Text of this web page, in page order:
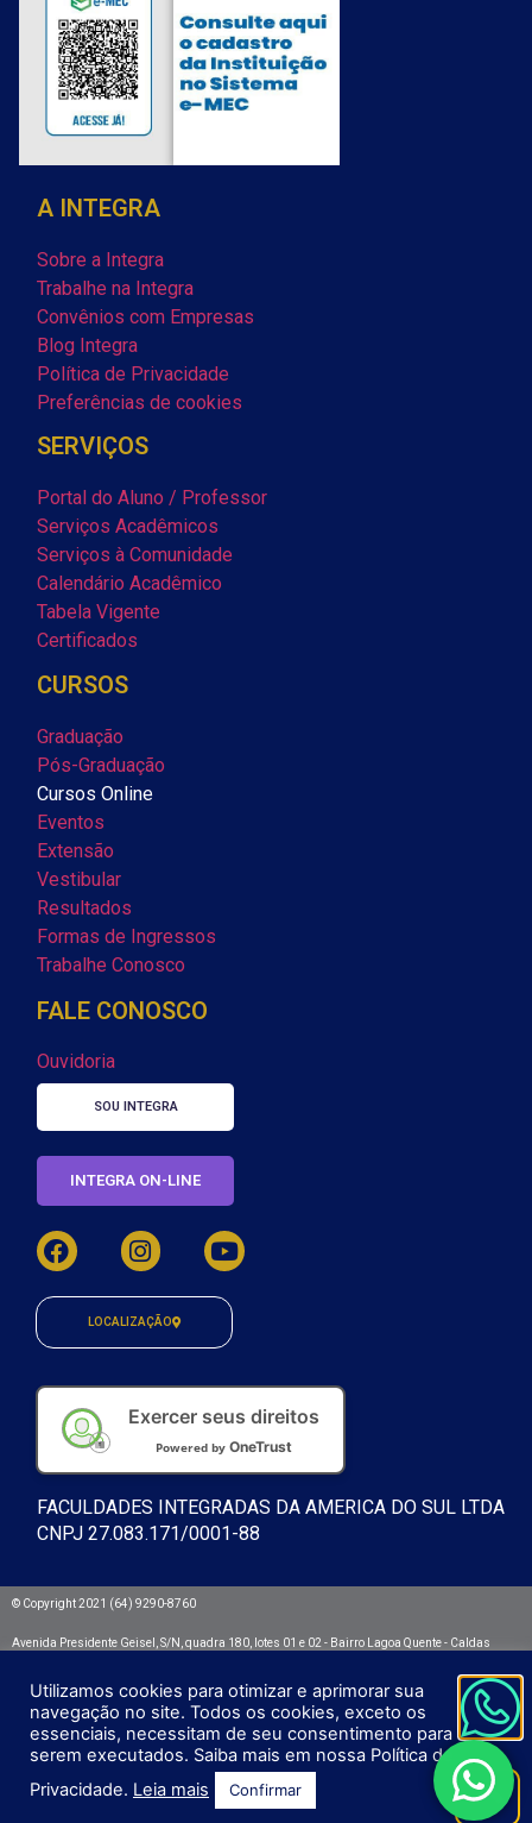
A INTEGRA
Sobre a Integra
Trabalhe na Integra
Convênios com Empresas
Blog Integra
Política de Privacidade
Preferências de cookies
SERVIÇOS
Portal do Aluno / Professor
Serviços Acadêmicos
Serviços à Comunidade
Calendário Acadêmico
Tabela Vigente
Certificados
CURSOS
Graduação
Pós-Graduação
Cursos Online
Eventos
Extensão
Vestibular
Resultados
Formas de Ingressos
Trabalhe Conosco
FALE CONOSCO
Ouvidoria
SOU INTEGRA
INTEGRA ON-LINE
LOCALIZAÇÃO
Exercer seus direitos
Powered by OneTrust
FACULDADES INTEGRADAS DA AMERICA DO SUL LTDA
CNPJ 27.083.171/0001-88
© Copyright 2021 (64) 9290-8760
Avenida Presidente Geisel, S/N, quadra 180, lotes 01 e 02 - Bairro Lagoa Quente - Caldas
Integra - Faculdades Integradas da América do Sul
Utilizamos cookies para otimizar e aprimorar sua
navegação no site. Todos os cookies, exceto os
essenciais, necessitam de seu consentimento para
serem executados. Saiba mais em nossa Política de
Privacidade. Leia mais Confirmar